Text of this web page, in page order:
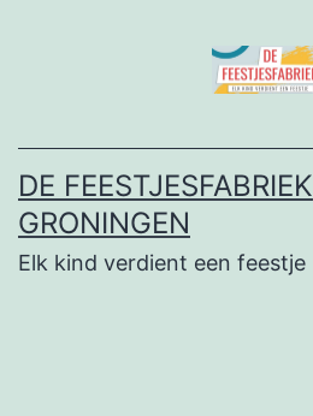
inhoud
DE FEESTJESFABRIEK
GRONINGEN
Elk kind verdient een feestje